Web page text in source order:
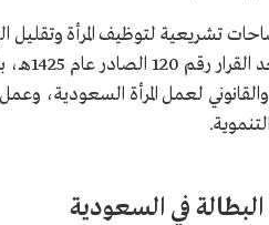
تشريعية لتوظيف المرأة
الصلة
لعمل المرأة السعودية،
في السعودية